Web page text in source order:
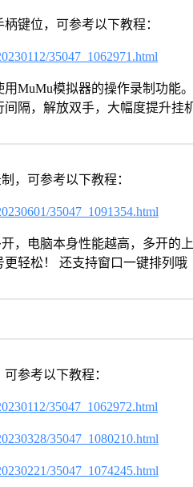
键位，可参考以下教程：
35047_1062971.html
MuMu模拟器的操作录制功能
隔，解放双手，大幅度提升挂
，可参考以下教程：
35047_1091354.html
，电脑本身性能越高，多开的
轻松！ 还支持窗口一键排列哦
参考以下教程：
35047_1062972.html
35047_1080210.html
35047_1074245.html